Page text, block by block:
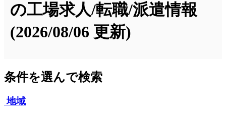
の工場求人/転職/派遣情報
(2026/08/06 更新)
条件を選んで検索
地域